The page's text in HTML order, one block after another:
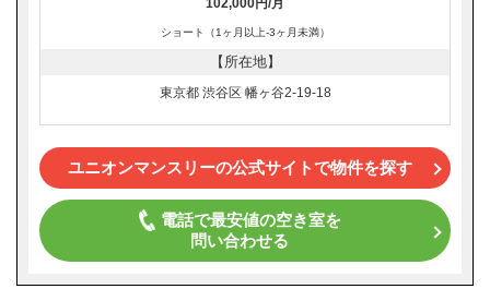
102,000円/月
ショート（1ヶ月以上-3ヶ月未満）
【所在地】
東京都 渋谷区 幡ヶ谷2-19-18
ユニオンマンスリーの公式サイトで物件を探す
電話で最安値の空き室を
問い合わせる